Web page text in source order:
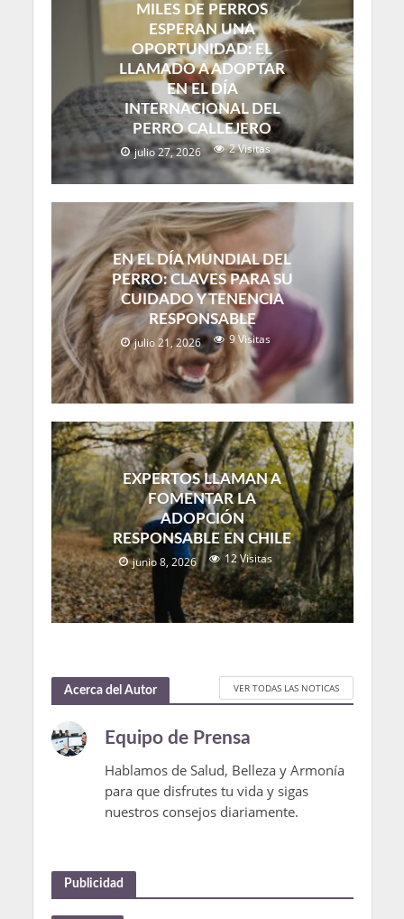
MILES DE PERROS
ESPERAN UNA
OPORTUNIDAD: EL
LLAMADO A ADOPTAR
EN EL DÍA
INTERNACIONAL DEL
PERRO CALLEJERO
julio 27, 2026 2 Visitas
EN EL DÍA MUNDIAL DEL
PERRO: CLAVES PARA SU
CUIDADO Y TENENCIA
RESPONSABLE
julio 21, 2026 9 Visitas
EXPERTOS LLAMAN A
FOMENTAR LA
ADOPCIÓN
RESPONSABLE EN CHILE
junio 8, 2026 12 Visitas
Acerca del Autor VER TODAS LAS NOTICAS
Equipo de Prensa
Hablamos de Salud, Belleza y Armonía
para que disfrutes tu vida y sigas
nuestros consejos diariamente.
Publicidad